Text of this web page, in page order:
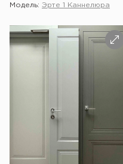
Модель: Эрте 1 Каннелюра